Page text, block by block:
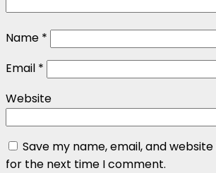
Name *
Email *
Website
Save my name, email, and
for the next time I comment.